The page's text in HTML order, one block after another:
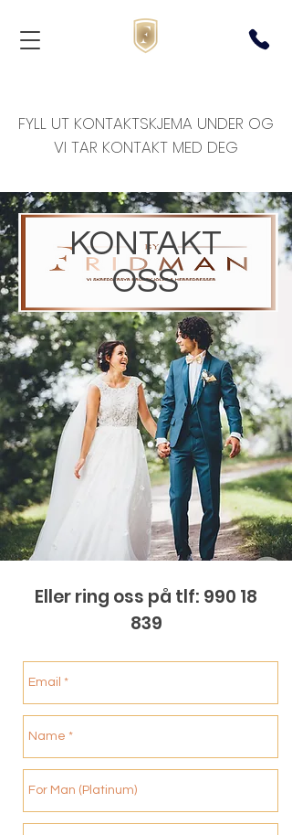
FYLL UT KONTAKTSKJEMA UNDER OG
VI TAR KONTAKT MED DEG
KONTAKT
OSS
Eller ring oss på tlf: 990 18
839